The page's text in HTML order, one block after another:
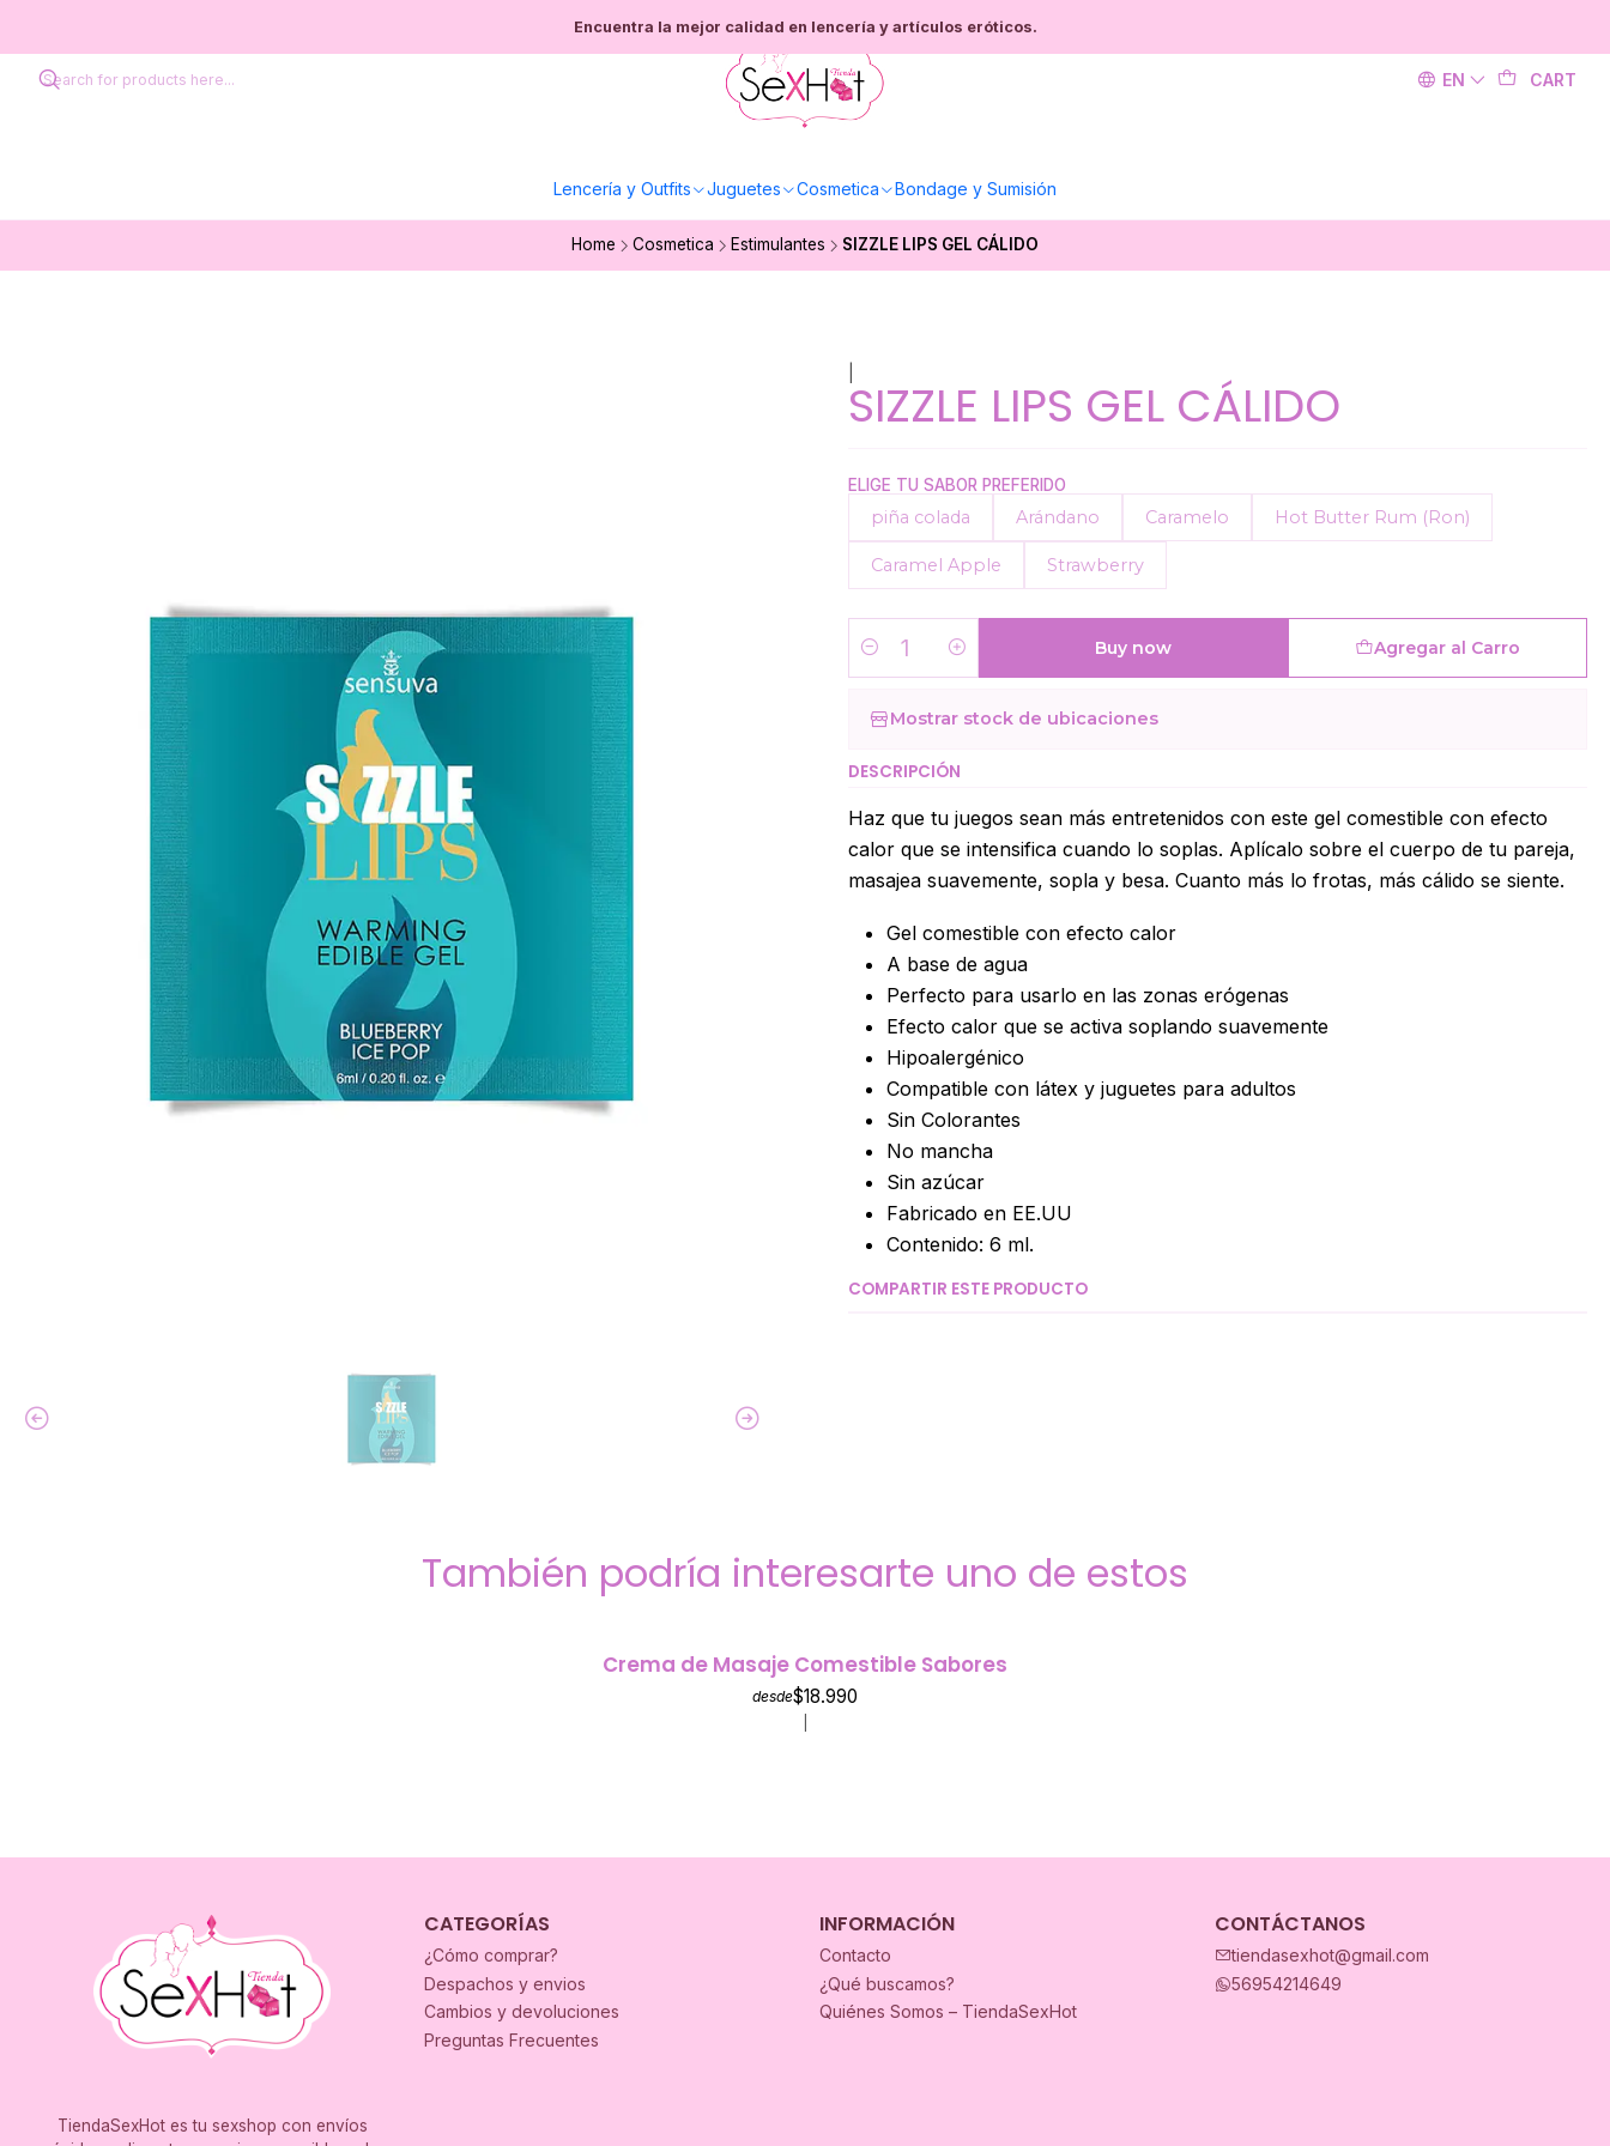
EN CART
Lencería y Outfits Juguetes Cosmetica Bondage y Sumisión
Encuentra la mejor calidad en lencería y artículos eróticos.
Home Cosmetica Estimulantes SIZZLE LIPS GEL CÁLIDO
SIZZLE LIPS GEL CÁLIDO
ELIGE TU SABOR PREFERIDO
piña colada Arándano Caramelo Hot Butter Rum (Ron)
Caramel Apple Strawberry
Cantidad
Agregar al Carro
Buy now
Mostrar stock de ubicaciones
DESCRIPCIÓN
Haz que tu juegos sean más entretenidos con este gel comestible con efecto
calor que se intensifica cuando lo soplas. Aplícalo sobre el cuerpo de tu pareja,
masajea suavemente, sopla y besa. Cuanto más lo frotas, más cálido se siente.
Gel comestible con efecto calor
A base de agua
Perfecto para usarlo en las zonas erógenas
Efecto calor que se activa soplando suavemente
Hipoalergénico
Compatible con látex y juguetes para adultos
Sin Colorantes
No mancha
Sin azúcar
Fabricado en EE.UU
Contenido: 6 ml.
COMPARTIR ESTE PRODUCTO
También podría interesarte uno de estos
Crema de Masaje Comestible Sabores
desde$18.990
TiendaSexHot es tu sexshop con envíos
CATEGORÍAS
¿Cómo comprar?
Despachos y envios
Cambios y devoluciones
Preguntas Frecuentes
INFORMACIÓN
Contacto
¿Qué buscamos?
Quiénes Somos – TiendaSexHot
CONTÁCTANOS
tiendasexhot@gmail.com
56954214649